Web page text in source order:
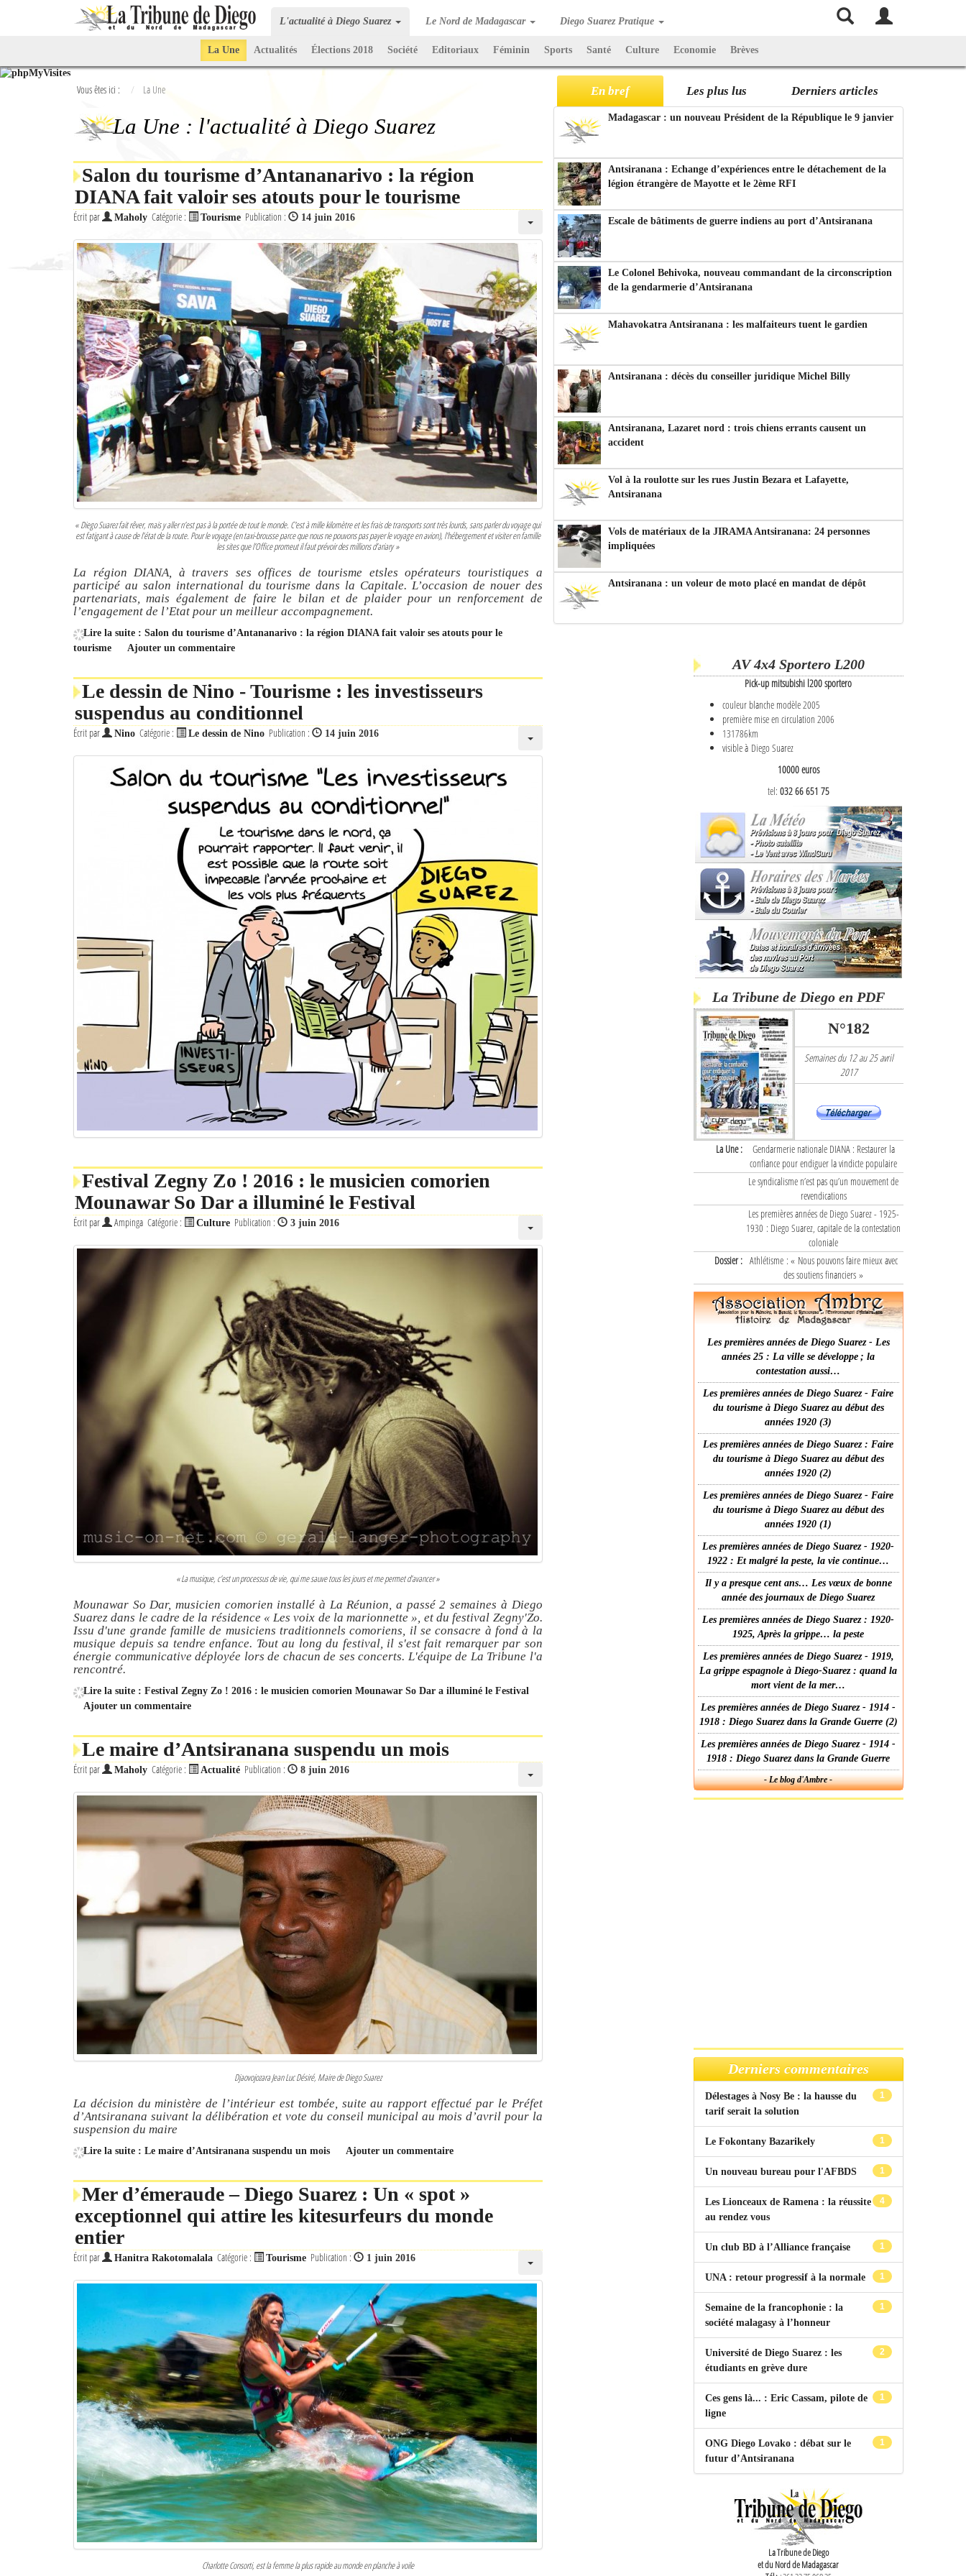
L'actualité à Diego Suarez Le Nord de Madagascar Diego Suarez Pratique
La Une Actualités Élections 2018 Société Editoriaux Féminin Sports Santé Culture Economie Brèves
Vous êtes ici : La Une
La Une : l'actualité à Diego Suarez
Salon du tourisme d’Antananarivo : la région
DIANA fait valoir ses atouts pour le tourisme
Écrit par Maholy Catégorie : Tourisme Publication : 14 juin 2016
« Diego Suarez fait rêver, mais y aller n’est pas à la portée de tout le monde. C'est à mille kilomètre et les frais de transports sont très lourds, sans parler du voyage qui
est fatigant à cause de l’état de la route. Pour le voyage (en taxi-brousse parce que nous ne pouvons pas payer le voyage en avion), l’hébergement et visiter en famille
les sites que l’Office promeut il faut prévoir des millions d’ariary »
La région DIANA, à travers ses offices de tourisme etsles opérateurs touristiques a
participé au salon international du tourisme dans la Capitale. L’occasion de nouer des
partenariats, mais également de faire le bilan et de plaider pour un renforcement de
l’engagement de l’Etat pour un meilleur accompagnement.
Lire la suite : Salon du tourisme d’Antananarivo : la région DIANA fait valoir ses atouts pour le
tourisme
Ajouter un commentaire
Le dessin de Nino - Tourisme : les investisseurs
suspendus au conditionnel
Écrit par Nino Catégorie : Le dessin de Nino Publication : 14 juin 2016
Festival Zegny Zo ! 2016 : le musicien comorien
Mounawar So Dar a illuminé le Festival
Écrit par Ampinga Catégorie : Culture Publication : 3 juin 2016
« La musique, c’est un processus de vie, qui me sauve tous les jours et me permet d’avancer »
Mounawar So Dar, musicien comorien installé à La Réunion, a passé 2 semaines à Diego
Suarez dans le cadre de la résidence « Les voix de la marionnette », et du festival Zegny'Zo.
Issu d'une grande famille de musiciens traditionnels comoriens, il se consacre à fond à la
musique depuis sa tendre enfance. Tout au long du festival, il s'est fait remarquer par son
énergie communicative déployée lors de chacun de ses concerts. L'équipe de La Tribune l'a
rencontré.
Lire la suite : Festival Zegny Zo ! 2016 : le musicien comorien Mounawar So Dar a illuminé le Festival
Ajouter un commentaire
Le maire d’Antsiranana suspendu un mois
Écrit par Maholy Catégorie : Actualité Publication : 8 juin 2016
Djaovojozara Jean Luc Désiré, Maire de Diego Suarez
La décision du ministère de l’intérieur est tombée, suite au rapport effectué par le Préfet
d’Antsiranana suivant la délibération et vote du conseil municipal au mois d’avril pour la
suspension du maire
Lire la suite : Le maire d’Antsiranana suspendu un mois Ajouter un commentaire
Mer d’émeraude – Diego Suarez : Un « spot »
exceptionnel qui attire les kitesurfeurs du monde
entier
Écrit par Hanitra Rakotomalala Catégorie : Tourisme Publication : 1 juin 2016
Charlotte Consorti, est la femme la plus rapide au monde en planche à voile
En bref Les plus lus Derniers articles
Madagascar : un nouveau Président de la République le 9 janvier
Antsiranana : Echange d’expériences entre le détachement de la
légion étrangère de Mayotte et le 2ème RFI
Escale de bâtiments de guerre indiens au port d’Antsiranana
Le Colonel Behivoka, nouveau commandant de la circonscription
de la gendarmerie d’Antsiranana
Mahavokatra Antsiranana : les malfaiteurs tuent le gardien
Antsiranana : décès du conseiller juridique Michel Billy
Antsiranana, Lazaret nord : trois chiens errants causent un
accident
Vol à la roulotte sur les rues Justin Bezara et Lafayette,
Antsiranana
Vols de matériaux de la JIRAMA Antsiranana: 24 personnes
impliquées
Antsiranana : un voleur de moto placé en mandat de dépôt
AV 4x4 Sportero L200
Pick-up mitsubishi l200 sportero
couleur blanche modèle 2005
première mise en circulation 2006
131786km
visible à Diego Suarez
10000 euros
tel: 032 66 651 75
La Tribune de Diego en PDF
N°182
Semaines du 12 au 25 avril
2017
La Une :
Gendarmerie nationale DIANA : Restaurer la
confiance pour endiguer la vindicte populaire
Le syndicalisme n’est pas qu’un mouvement de
revendications
Les premières années de Diego Suarez - 1925-
1930 : Diego Suarez, capitale de la contestation
coloniale
Dossier : Athlétisme : « Nous pouvons faire mieux avec
des soutiens financiers »
Les premières années de Diego Suarez - Les
années 25 : La ville se développe ; la
contestation aussi…
Les premières années de Diego Suarez - Faire
du tourisme à Diego Suarez au début des
années 1920 (3)
Les premières années de Diego Suarez : Faire
du tourisme à Diego Suarez au début des
années 1920 (2)
Les premières années de Diego Suarez - Faire
du tourisme à Diego Suarez au début des
années 1920 (1)
Les premières années de Diego Suarez - 1920-
1922 : Et malgré la peste, la vie continue…
Il y a presque cent ans… Les vœux de bonne
année des journaux de Diego Suarez
Les premières années de Diego Suarez : 1920-
1925, Après la grippe… la peste
Les premières années de Diego Suarez - 1919,
La grippe espagnole à Diego-Suarez : quand la
mort vient de la mer…
Les premières années de Diego Suarez - 1914 -
1918 : Diego Suarez dans la Grande Guerre (2)
Les premières années de Diego Suarez - 1914 -
1918 : Diego Suarez dans la Grande Guerre
- Le blog d'Ambre -
Derniers commentaires
1
Délestages à Nosy Be : la hausse du
tarif serait la solution
1
Le Fokontany Bazarikely
1
Un nouveau bureau pour l'AFBDS
4
Les Lionceaux de Ramena : la réussite
au rendez vous
1
Un club BD à l’Alliance française
1
UNA : retour progressif à la normale
1
Semaine de la francophonie : la
société malagasy à l’honneur
2
Université de Diego Suarez : les
étudiants en grève dure
1
Ces gens là... : Eric Cassam, pilote de
ligne
1
ONG Diego Lovako : débat sur le
futur d’Antsiranana
La Tribune de Diego
et du Nord de Madagascar